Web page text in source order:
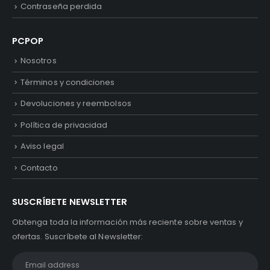
Contraseña perdida
PCPOP
Nosotros
Términos y condiciones
Devoluciones y reembolsos
Política de privacidad
Aviso legal
Contacto
SUSCRÍBETE NEWSLETTER
Obtenga toda la información más reciente sobre ventas y
ofertas. Suscríbete al Newsletter: